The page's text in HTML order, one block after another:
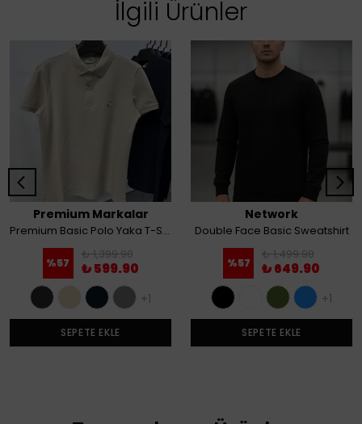
İlgili Ürünler
Premium Markalar
Premium Basic Polo Yaka T-Shirt
%57
₺ 1,399.90
₺ 599.90
+1
SEPETE EKLE
Network
Double Face Basic Sweatshirt
%57
₺ 1,499.90
₺ 649.90
+1
SEPETE EKLE